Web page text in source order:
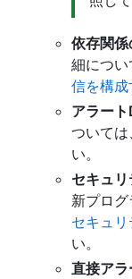
依存関
細につい
信を構成
アラー
ついては
い。
セキュ
新プログ
セキュ
い。
直接ア